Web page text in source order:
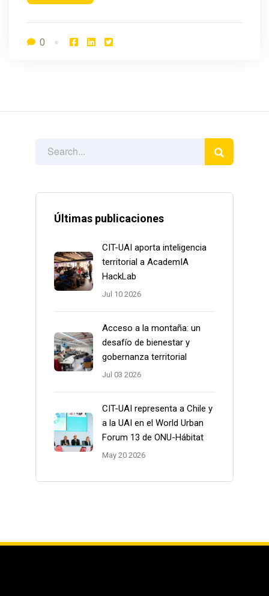
Últimas publicaciones
CIT-UAI aporta inteligencia
territorial a AcademIA
HackLab
Jul 10 2026
Acceso a la montaña: un
desafío de bienestar y
gobernanza territorial
Jul 03 2026
CIT-UAI representa a Chile y
a la UAI en el World Urban
Forum 13 de ONU-Hábitat
May 20 2026
0